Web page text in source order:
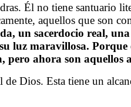
Él no tiene santuario
aquellos que son
un sacerdocio real,
luz maravillosa.
ahora son aquellos
de Dios. Esta tiene un